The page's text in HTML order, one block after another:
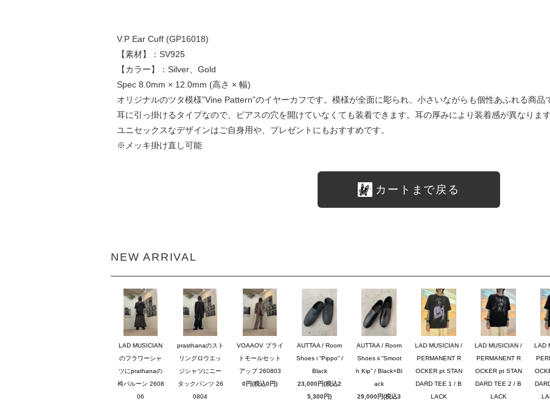
V.P Ear Cuff (GP16018)
【素材】：SV925
【カラー】：Silver、Gold
Spec 8.0mm × 12.0mm (高さ × 幅)
オリジナルのツタ模様”Vine Pattern”のイヤーカフです。模様が全面に彫られ、小さいながらも個性あふれる商品
耳に引っ掛けるタイプなので、ピアスの穴を開けていなくても装着できます。耳の厚みにより装着感が異なります
ユニセックスなデザインはご自身用や、プレゼントにもおすすめです。
※メッキ掛け直し可能
カートまで戻る
NEW ARRIVAL
LAD MUSICIAN
のフラワーシャ
ツにprathanaの
袴バルーン 2608
06
prasthanaのスト
リングロウエッ
ジシャツにニー
タックパンツ 26
0804
VOAAOV ブライ
トモールセット
アップ 260803
0円(税込0円)
AUTTAA / Room
Shoes i “Pippo” /
Black
23,000円(税込2
5,300円)
AUTTAA / Room
Shoes ii “Smoot
h Kip” / Black×Bl
ack
29,000円(税込3
LAD MUSICIAN /
PERMANENT R
OCKER pt STAN
DARD TEE 1 / B
LACK
LAD MUSICIAN /
PERMANENT R
OCKER pt STAN
DARD TEE 2 / B
LACK
LAD